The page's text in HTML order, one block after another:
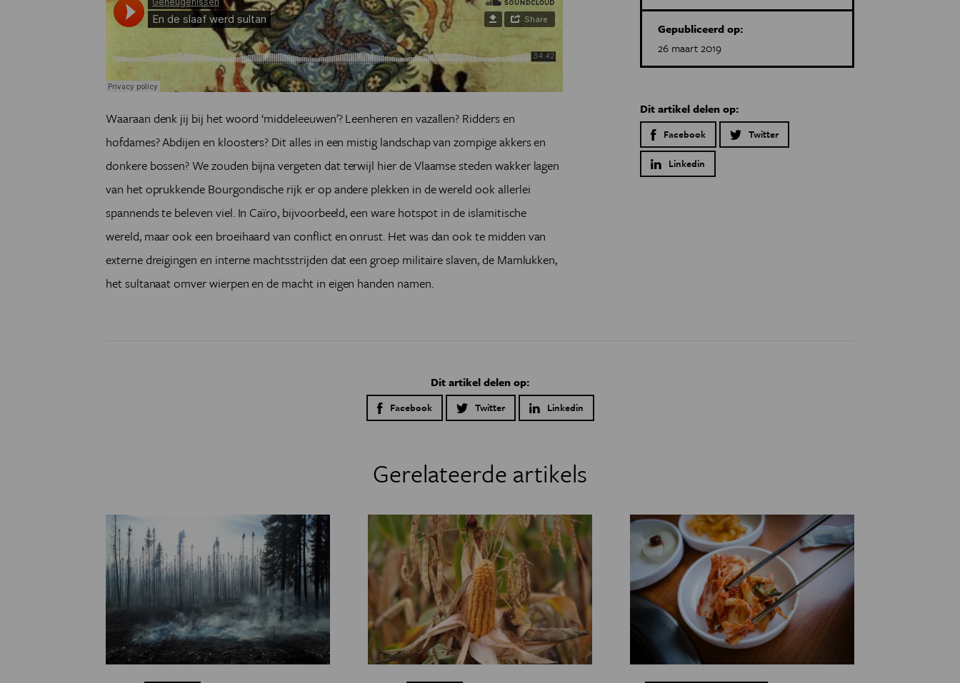
Waaraan denk jij bij het woord ‘middeleeuwen’? Leenheren en vazallen? Ridders en
hofdames? Abdijen en kloosters? Dit alles in een mistig landschap van zompige akkers en
donkere bossen? We zouden bijna vergeten dat terwijl hier de Vlaamse steden wakker lagen
van het oprukkende Bourgondische rijk er op andere plekken in de wereld ook allerlei
spannends te beleven viel. In Caïro, bijvoorbeeld, een ware hotspot in de islamitische
wereld, maar ook een broeihaard van conflict en onrust. Het was dan ook te midden van
externe dreigingen en interne machtsstrijden dat een groep militaire slaven, de Mamlukken,
het sultanaat omver wierpen en de macht in eigen handen namen.
Gepubliceerd op:
26 maart 2019
Dit artikel delen op:
Facebook Twitter
Linkedin
Dit artikel delen op:
Facebook Twitter Linkedin
Gerelateerde artikels